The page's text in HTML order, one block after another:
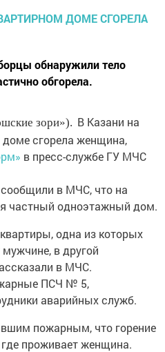
обнаружили тело
обгорела.
зори»). В Казани на
сгорела женщина,
в пресс-службе ГУ МЧС
в МЧС, что на
частный одноэтажный дом.
одна из которых
в другой
в МЧС.
ПСЧ № 5,
аварийных служб.
пожарным, что горение
проживает женщина.